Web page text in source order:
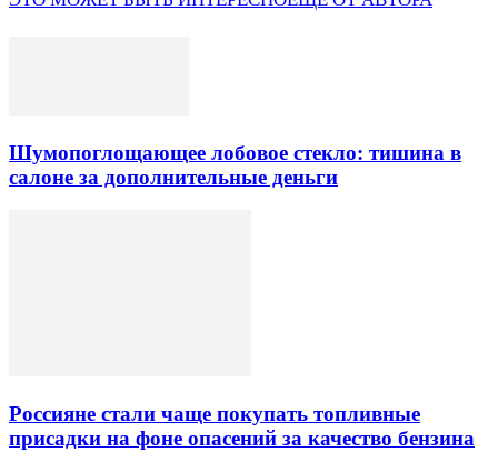
Шумопоглощающее лобовое стекло: тишина в
салоне за дополнительные деньги
Россияне стали чаще покупать топливные
присадки на фоне опасений за качество бензина